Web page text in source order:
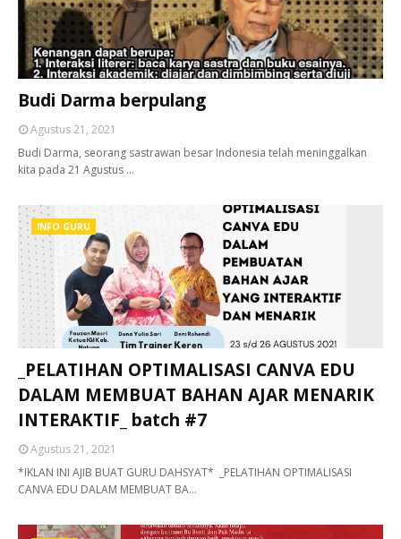
Budi Darma berpulang
Agustus 21, 2021
Budi Darma, seorang sastrawan besar Indonesia telah meninggalkan
kita pada 21 Agustus …
INFO GURU
_PELATIHAN OPTIMALISASI CANVA EDU
DALAM MEMBUAT BAHAN AJAR MENARIK
INTERAKTIF_ batch #7
Agustus 21, 2021
*IKLAN INI AJIB BUAT GURU DAHSYAT* _PELATIHAN OPTIMALISASI
CANVA EDU DALAM MEMBUAT BA…